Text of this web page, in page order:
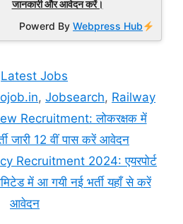
जानकारी और आवेदन करें।
Powerd ByWebpress Hub
Categories
Latest Jobs
,Jobsearch, Railway
Recruitment: लोकरक्षक में
जारी 12 वीं पास करें आवेदन
Recruitment 2024: एयरपोर्ट
में आ गयी नई भर्ती यहाँ से करें
आवेदन